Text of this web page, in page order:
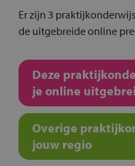
Er zijn 3
de uitgebreide online
Deze
je online
Overige
jouw regio